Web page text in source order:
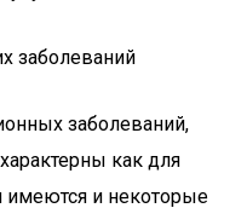
заболеваний
заболеваний,
как для
и некоторые